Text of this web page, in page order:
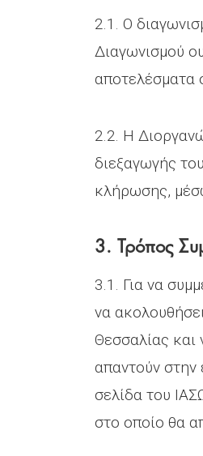
2.1. O
Διαγωνισμού
αποτελέσματα
2.2. Η
διεξαγωγής
κλήρωσης,
3. Τρόπος
3.1. Για να
να
Θεσσαλίας
απαντούν στην
σελίδα του
στο οποίο θα